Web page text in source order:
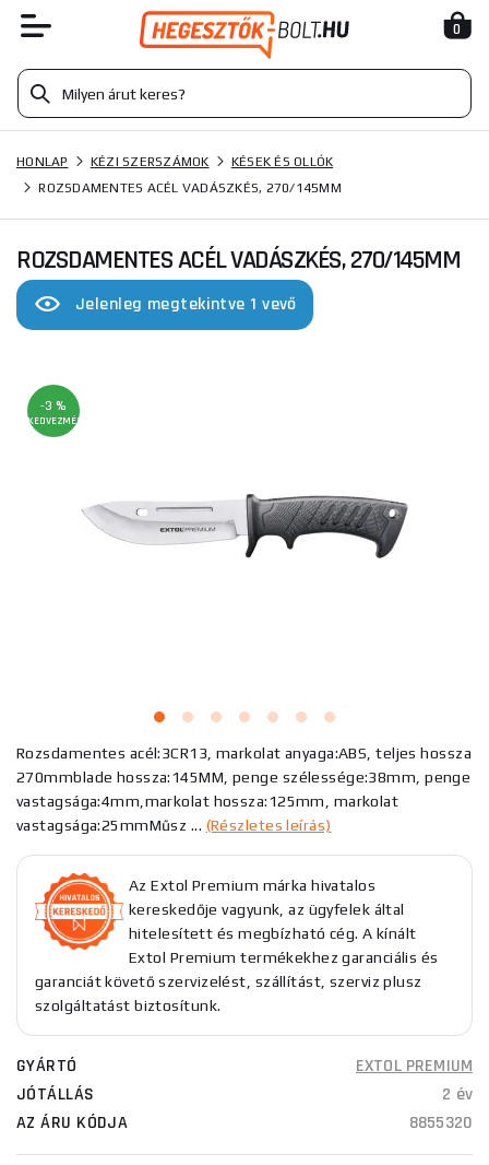
0
HONLAP KÉZI SZERSZÁMOK
KÉSEK ÉS OLLÓK
ROZSDAMENTES ACÉL VADÁSZKÉS, 270/145MM
ROZSDAMENTES ACÉL VADÁSZKÉS, 270/145MM
Jelenleg megtekintve 1 vevő
-3 %
KEDVEZMÉNY
Rozsdamentes acél:3CR13, markolat anyaga:ABS, teljes hossza
270mmblade hossza:145MM, penge szélessége:38mm, penge
vastagsága:4mm,markolat hossza:125mm, markolat
vastagsága:25mmMűsz ... (Részletes leírás)
Az Extol Premium márka hivatalos
kereskedője vagyunk, az ügyfelek által
hitelesített és megbízható cég. A kínált
Extol Premium termékekhez garanciális és
garanciát követő szervizelést, szállítást, szerviz plusz
szolgáltatást biztosítunk.
GYÁRTÓ
EXTOL PREMIUM
JÓTÁLLÁS
2 év
AZ ÁRU KÓDJA
8855320